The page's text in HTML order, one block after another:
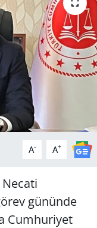
A- A+
Necati
gününde
Cumhuriyet